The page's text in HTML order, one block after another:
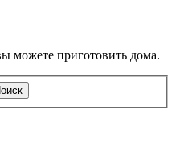
можете приготовить дома.